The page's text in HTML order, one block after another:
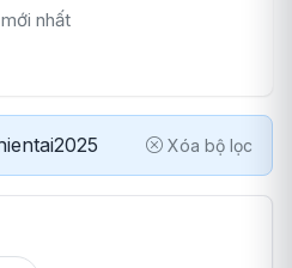
nhất
Xóa bộ lọc